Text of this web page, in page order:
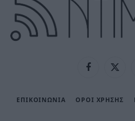
Facebook X
ΕΠΙΚΟΙΝΩΝΙΑ ΟΡΟΙ ΧΡΗΣΗΣ